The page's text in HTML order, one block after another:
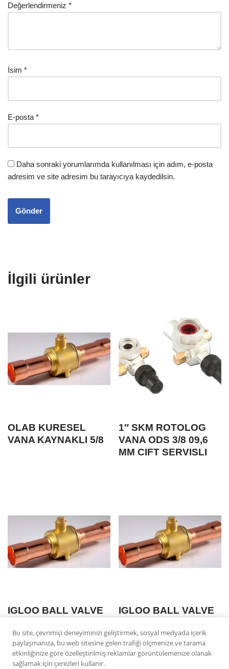
Değerlendirmeniz *
İsim *
E-posta *
Daha sonraki yorumlarımda kullanılması için adım, e-posta
adresim ve site adresim bu tarayıcıya kaydedilsin.
İlgili ürünler
OLAB KURESEL
VANA KAYNAKLI 5/8
1″ SKM ROTOLOG
VANA ODS 3/8 09,6
MM CIFT SERVISLI
IGLOO BALL VALVE
SCHRADER
IGLOO BALL VALVE
SCHRADER
Bu site, çevrimiçi deneyiminizi geliştirmek, sosyal medyada içerik
paylaşmanıza, bu web sitesine gelen trafiği ölçmenize ve tarama
etkinliğinize göre özelleştirilmiş reklamlar görüntülemenize olanak
sağlamak için çerezleri kullanır.